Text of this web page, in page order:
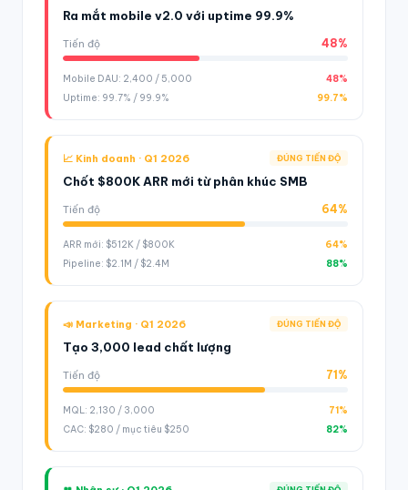
Ra mắt mobile v2.0 với uptime 99.9%
Tiến độ 48%
Mobile DAU: 2,400 / 5,000
48%
Uptime: 99.7% / 99.9%
99.7%
📈 Kinh doanh · Q1 2026 ĐÚNG TIẾN ĐỘ
Chốt $800K ARR mới từ phân khúc SMB
Tiến độ 64%
ARR mới: $512K / $800K
64%
Pipeline: $2.1M / $2.4M
88%
📣 Marketing · Q1 2026 ĐÚNG TIẾN ĐỘ
Tạo 3,000 lead chất lượng
Tiến độ 71%
MQL: 2,130 / 3,000
71%
CAC: $280 / mục tiêu $250
82%